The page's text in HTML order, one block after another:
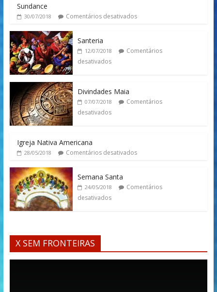
Sundance
30/07/2018 Comentários desativados
Santeria
12/07/2018
Comentários
desativados
Divindades Maia
07/07/2018
Comentários
desativados
Igreja Nativa Americana
28/05/2018 Comentários desativados
Semana Santa
24/05/2018
Comentários
desativados
X SEM FRONTEIRAS